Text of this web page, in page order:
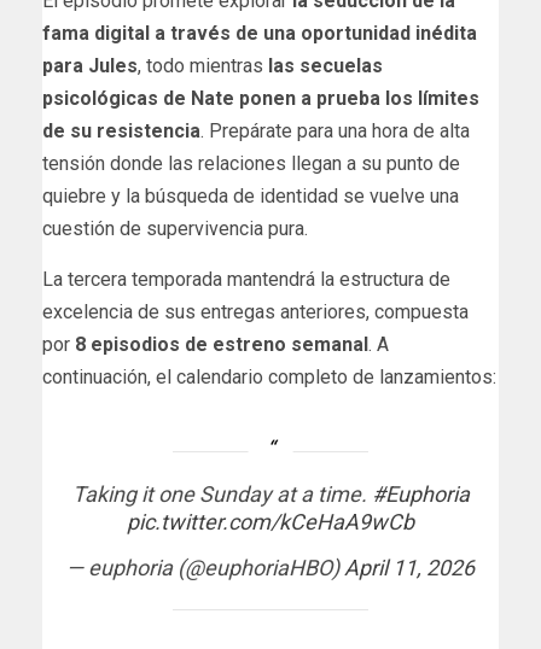
fama digital a través de una oportunidad inédita
para Jules, todo mientras las secuelas
psicológicas de Nate ponen a prueba los límites
de su resistencia. Prepárate para una hora de alta
tensión donde las relaciones llegan a su punto de
quiebre y la búsqueda de identidad se vuelve una
cuestión de supervivencia pura.
La tercera temporada mantendrá la estructura de
excelencia de sus entregas anteriores, compuesta
por 8 episodios de estreno semanal. A
continuación, el calendario completo de lanzamientos:
Taking it one Sunday at a time. #Euphoria
pic.twitter.com/kCeHaA9wCb
— euphoria (@euphoriaHBO)April 11, 2026